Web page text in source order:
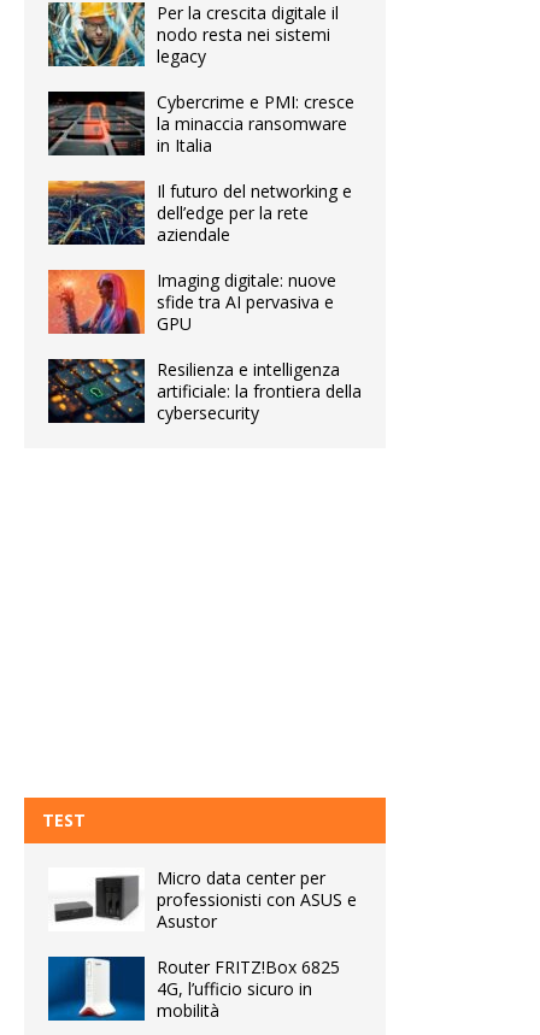
Per la crescita digitale il
nodo resta nei sistemi
legacy
Cybercrime e PMI: cresce
la minaccia ransomware
in Italia
Il futuro del networking e
dell’edge per la rete
aziendale
Imaging digitale: nuove
sfide tra AI pervasiva e
GPU
Resilienza e intelligenza
artificiale: la frontiera della
cybersecurity
TEST
Micro data center per
professionisti con ASUS e
Asustor
Router FRITZ!Box 6825
4G, l’ufficio sicuro in
mobilità